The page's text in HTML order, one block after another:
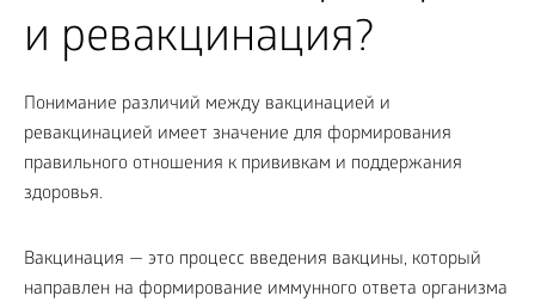
и ревакцинация?
Понимание различий между вакцинацией и
ревакцинацией имеет значение для формирования
правильного отношения к прививкам и поддержания
здоровья.
Вакцинация — это процесс введения вакцины, который
направлен на формирование иммунного ответа организма